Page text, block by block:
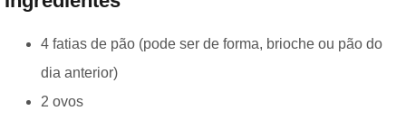
4 fatias de pão (pode ser de forma, brioche ou pão do
dia anterior)
2 ovos